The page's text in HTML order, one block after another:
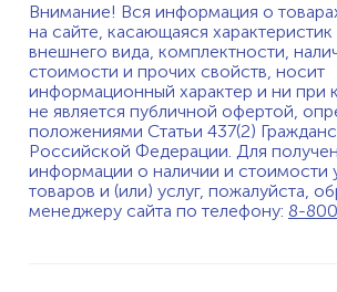
Внимание! Вся информация о
на сайте, касающаяся
внешнего вида, комплектности,
стоимости и прочих свойств, носит
информационный характер и ни при
не является публичной офертой,
положениями Статьи 437(2)
Российской Федерации. Для
информации о наличии и стоимости
товаров и (или) услуг, пожалуйста,
менеджеру сайта по телефону: 8-